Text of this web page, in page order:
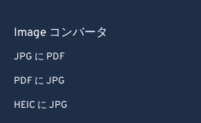
Image コンバータ
JPG に PDF
PDF に JPG
HEIC に JPG